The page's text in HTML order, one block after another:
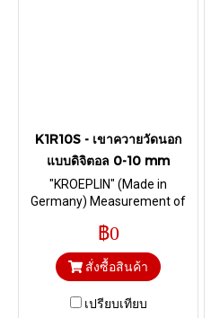
K1R10S - เขาควายวัดนอก
แบบดิจิตอล 0-10 mm
"KROEPLIN" (Made in
Germany) Measurement of
Range 0-10 mm. & Depth 35
mm. HM-Ball Ø 1,5 mm
฿0
สั่งซื้อสินค้า
เปรียบเทียบ